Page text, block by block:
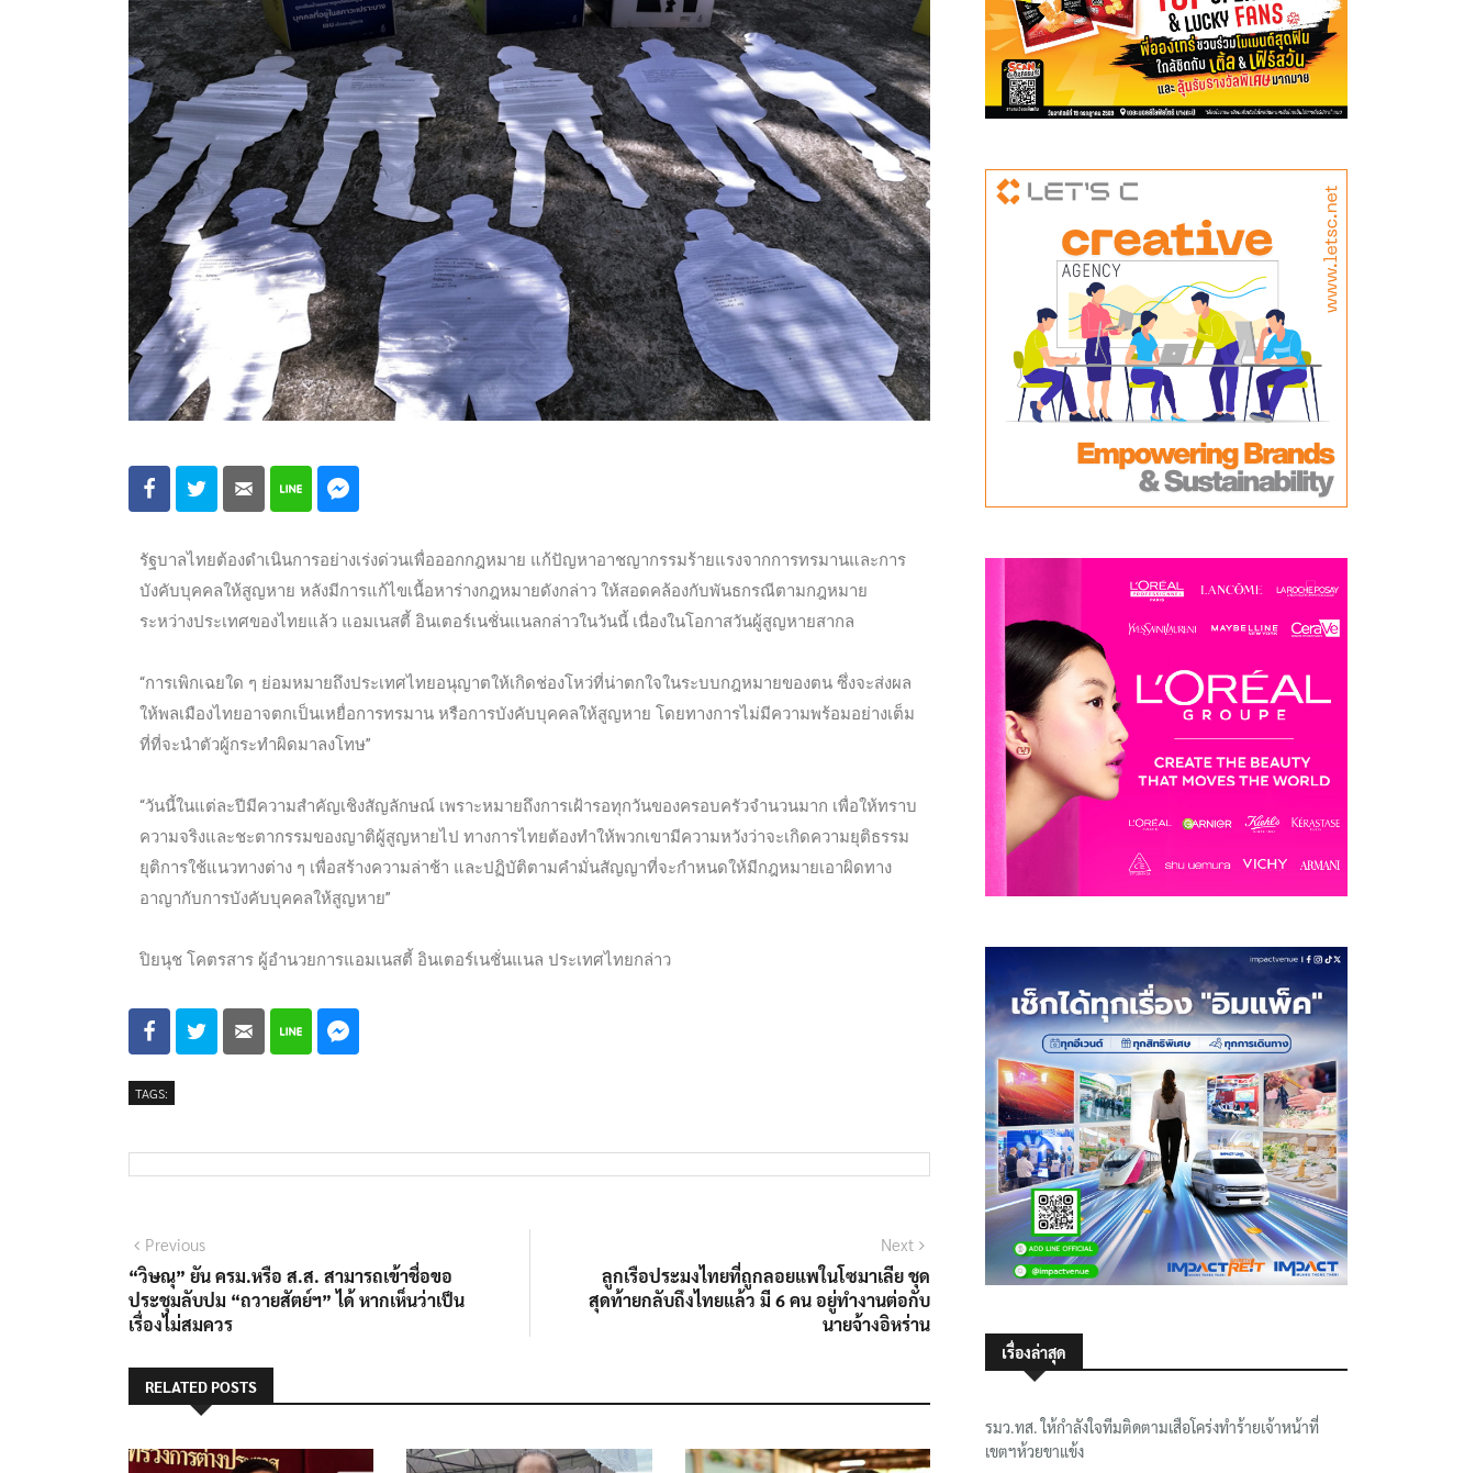
รัฐบาลไทยต้องดำเนินการอย่างเร่งด่วนเพื่อออกกฎหมาย แก้ปัญหาอาชญากรรมร้ายแรงจากการทรมานและการ
บังคับบุคคลให้สูญหาย หลังมีการแก้ไขเนื้อหาร่างกฎหมายดังกล่าว ให้สอดคล้องกับพันธกรณีตามกฎหมาย
ระหว่างประเทศของไทยแล้ว แอมเนสตี้ อินเตอร์เนชั่นแนลกล่าวในวันนี้ เนื่องในโอกาสวันผู้สูญหายสากล
“การเพิกเฉยใด ๆ ย่อมหมายถึงประเทศไทยอนุญาตให้เกิดช่องโหว่ที่น่าตกใจในระบบกฎหมายของตน ซึ่งจะส่งผล
ให้พลเมืองไทยอาจตกเป็นเหยื่อการทรมาน หรือการบังคับบุคคลให้สูญหาย โดยทางการไม่มีความพร้อมอย่างเต็ม
ที่ที่จะนำตัวผู้กระทำผิดมาลงโทษ”
“วันนี้ในแต่ละปีมีความสำคัญเชิงสัญลักษณ์ เพราะหมายถึงการเฝ้ารอทุกวันของครอบครัวจำนวนมาก เพื่อให้ทราบ
ความจริงและชะตากรรมของญาติผู้สูญหายไป ทางการไทยต้องทำให้พวกเขามีความหวังว่าจะเกิดความยุติธรรม
ยุติการใช้แนวทางต่าง ๆ เพื่อสร้างความล่าช้า และปฏิบัติตามคำมั่นสัญญาที่จะกำหนดให้มีกฎหมายเอาผิดทาง
อาญากับการบังคับบุคคลให้สูญหาย”
ปิยนุช โคตรสาร ผู้อำนวยการแอมเนสตี้ อินเตอร์เนชั่นแนล ประเทศไทยกล่าว
TAGS:
Previous
“วิษณุ” ยัน ครม.หรือ ส.ส. สามารถเข้าชื่อขอ
ประชุมลับปม “ถวายสัตย์ฯ” ได้ หากเห็นว่าเป็น
เรื่องไม่สมควร
Next
ลูกเรือประมงไทยที่ถูกลอยแพในโซมาเลีย ชุด
สุดท้ายกลับถึงไทยแล้ว มี 6 คน อยู่ทำงานต่อกับ
นายจ้างอิหร่าน
RELATED POSTS
เรื่องล่าสุด
รมว.ทส. ให้กำลังใจทีมติดตามเสือโคร่งทำร้ายเจ้าหน้าที่
เขตฯห้วยขาแข้ง